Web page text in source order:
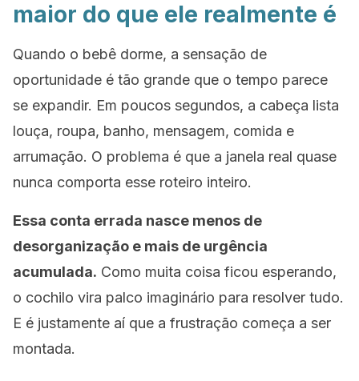
maior do que ele realmente é
Quando o bebê dorme, a sensação de
oportunidade é tão grande que o tempo parece
se expandir. Em poucos segundos, a cabeça lista
louça, roupa, banho, mensagem, comida e
arrumação. O problema é que a janela real quase
nunca comporta esse roteiro inteiro.
Essa conta errada nasce menos de
desorganização e mais de urgência
acumulada. Como muita coisa ficou esperando,
o cochilo vira palco imaginário para resolver tudo.
E é justamente aí que a frustração começa a ser
montada.